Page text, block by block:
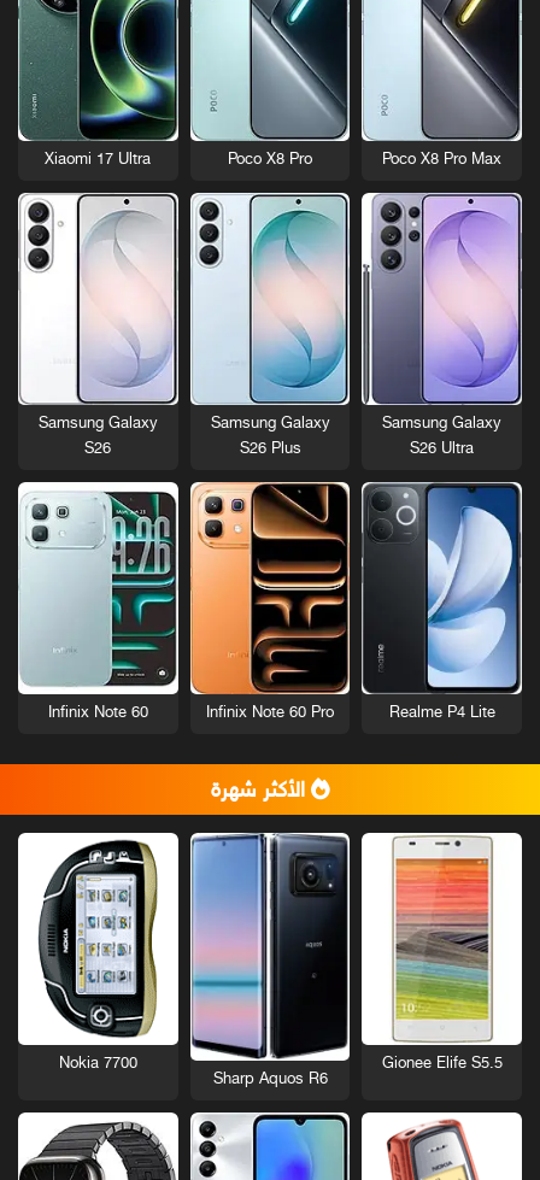
Poco X8 Pro Max
Poco X8 Pro
Xiaomi 17 Ultra
Samsung Galaxy
S26 Ultra
Samsung Galaxy
S26 Plus
Samsung Galaxy
S26
Realme P4 Lite
Infinix Note 60 Pro
Infinix Note 60
الأكثر شهرة
Gionee Elife S5.5
Sharp Aquos R6
Nokia 7700